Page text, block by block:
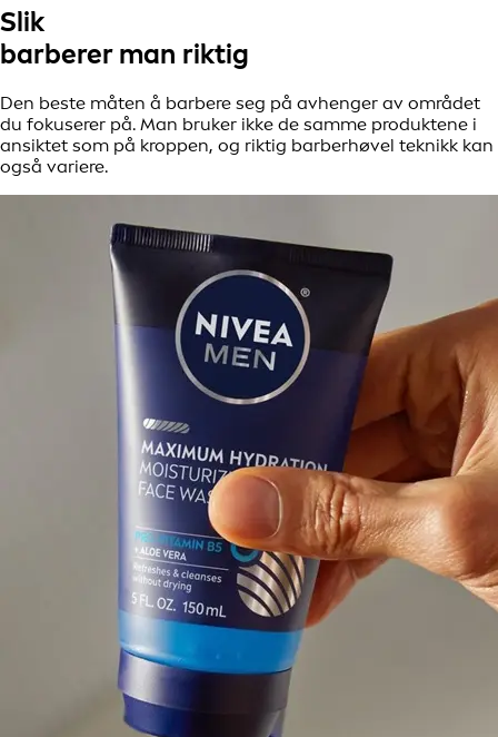
Slik
barberer man riktig
Den beste måten å barbere seg på avhenger av området
du fokuserer på. Man bruker ikke de samme produktene i
ansiktet som på kroppen, og riktig barberhøvel teknikk kan
også variere.